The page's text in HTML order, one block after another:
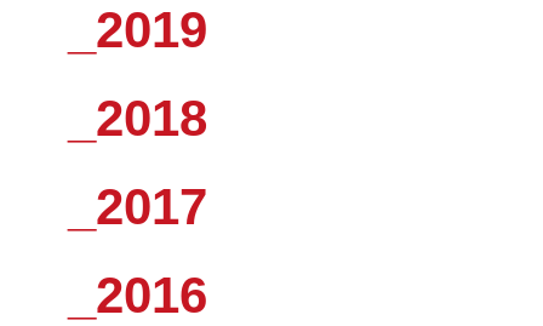
_2019
_2018
_2017
_2016